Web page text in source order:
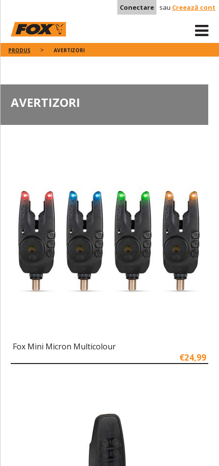
Conectare sau Creează cont
PRODUS AVERTIZORI
AVERTIZORI
Fox Mini Micron Multicolour
€24,99